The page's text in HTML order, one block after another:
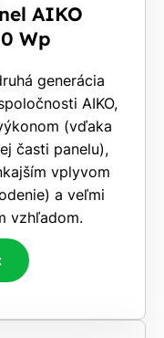
AIKO
Wp
generácia
AIKO,
(vďaka
časti panelu),
vplyvom
a veľmi
vzhľadom.